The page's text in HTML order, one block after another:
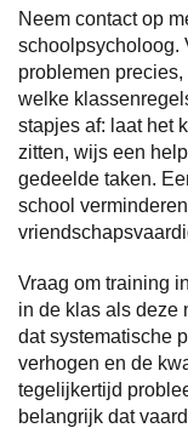
Neem contact op
schoolpsycholoog.
problemen
welke
stapjes af: laat het
zitten, wijs een
gedeelde taken.
school
Vraag om training
in de klas als deze
dat systematische
verhogen en de
tegelijkertijd
belangrijk dat